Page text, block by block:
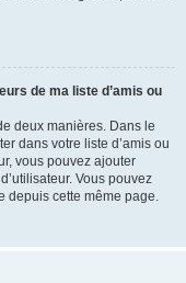
de ma liste d’amis ou
deux manières. Dans le
dans votre liste d’amis ou
vous pouvez ajouter
Vous pouvez
depuis cette même page.